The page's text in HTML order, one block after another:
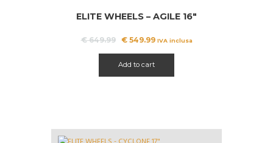
ELITE WHEELS – AGILE 16″
€649.99
Il
era:
€ 649.99.
€549.99Il
è:
€ 549.99.
IVA inclusa
Add to cart